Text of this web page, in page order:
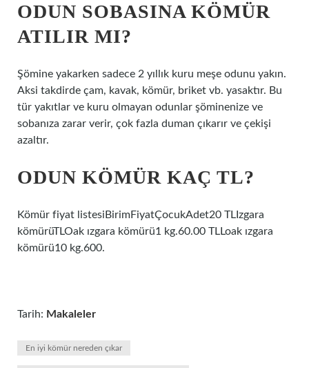
ODUN SOBASINA KÖMÜR
ATILIR MI?
Şömine yakarken sadece 2 yıllık kuru meşe odunu yakın.
Aksi takdirde çam, kavak, kömür, briket vb. yasaktır. Bu
tür yakıtlar ve kuru olmayan odunlar şöminenize ve
sobanıza zarar verir, çok fazla duman çıkarır ve çekişi
azaltır.
ODUN KÖMÜR KAÇ TL?
Kömür fiyat listesiBirimFiyatÇocukAdet20 TLIzgara
kömürüTLOak ızgara kömürü1 kg.60.00 TLLoak ızgara
kömürü10 kg.600.
Tarih: Makaleler
En iyi kömür nereden çıkar